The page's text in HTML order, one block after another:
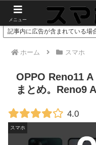
スマホやガ
記事内に広告が含まれている場
ホーム スマホ
OPPO Reno11 A
まとめ。Reno9
4.0
スマホ
メニュー